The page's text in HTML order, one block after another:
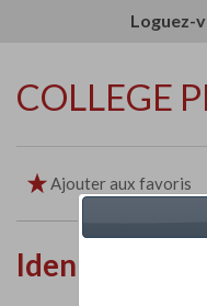
Loguez-
COLLEGE
Ajouter aux favoris
Identité de